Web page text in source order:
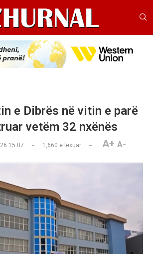
e Dibrës në vitin e parë
vetëm 32 nxënës
15:07 1,660 e lexuar A+ A-